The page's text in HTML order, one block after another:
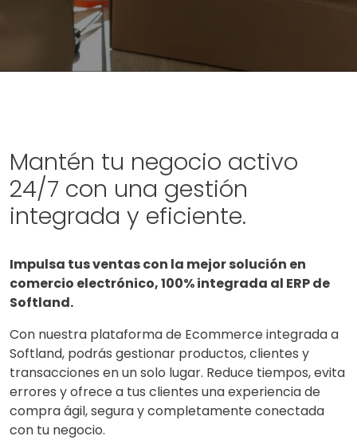
Mantén tu negocio activo
24/7 con una gestión
integrada y eficiente.
Impulsa tus ventas con la mejor solución en
comercio electrónico, 100% integrada al ERP de
Softland.
Con nuestra plataforma de Ecommerce integrada a
Softland, podrás gestionar productos, clientes y
transacciones en un solo lugar. Reduce tiempos, evita
errores y ofrece a tus clientes una experiencia de
compra ágil, segura y completamente conectada
con tu negocio.